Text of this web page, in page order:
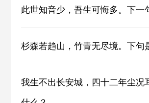
此世知音少，吾生可悔多。下一
杉森若趋山，竹青无尽境。下句
我生不出长安城，四十二年尘况